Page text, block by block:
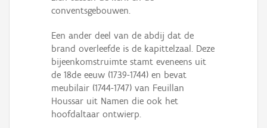
conventsgebouwen.
Een ander deel van de abdij dat de
brand overleefde is de kapittelzaal. Deze
bijeenkomstruimte stamt eveneens uit
de 18de eeuw (1739-1744) en bevat
meubilair (1744-1747) van Feuillan
Houssar uit Namen die ook het
hoofdaltaar ontwierp.